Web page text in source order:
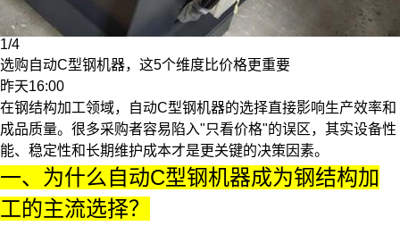
1/4
选购自动C型钢机器，这5个维度比价格更重要
昨天16:00
在钢结构加工领域，自动C型钢机器的选择直接影响生产效率和
成品质量。很多采购者容易陷入"只看价格"的误区，其实设备性
能、稳定性和长期维护成本才是更关键的决策因素。
一、为什么自动C型钢机器成为钢结构加
工的主流选择？